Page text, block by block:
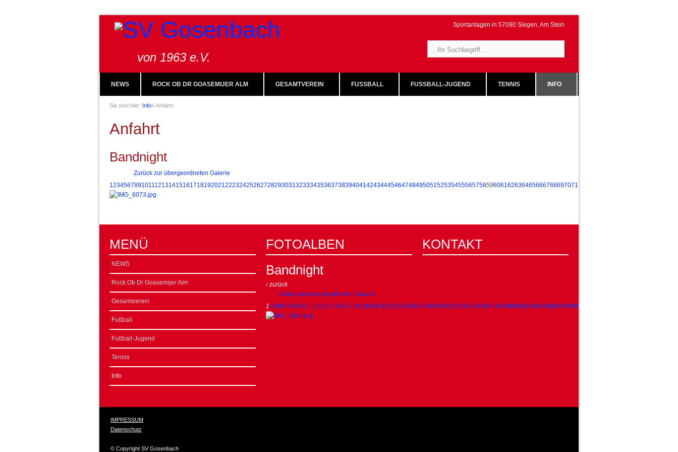
von 1963 e.V.
Sportanlagen in 57080 Siegen, Am Stein
NEWS ROCK OB DR GOASEMIJER ALM GESAMTVEREIN FUSSBALL FUSSBALL-JUGEND TENNIS INFO
Sie sind hier: Info» Anfahrt
Anfahrt
Bandnight
Zurück zur übergeordneten Galerie
123456789101112131415161718192021222324252627282930313233343536373839404142434445464748495051525354555657585960616263646566676869707172
MENÜ
NEWS
Rock Ob Dr Goasemijer Alm
Gesamtverein
Fußball
Fußball-Jugend
Tennis
Info
FOTOALBEN
Bandnight
‹ zurück
Zurück zur übergeordneten Galerie
12345678910111213141516171819202122232425262728293031323334353637383940414243444546474849
KONTAKT
IMPRESSUM
Datenschutz
© Copyright SV Gosenbach